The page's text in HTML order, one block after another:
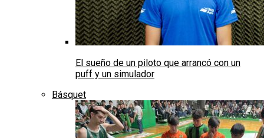
El sueño de un piloto que arrancó con un
puff y un simulador
Básquet